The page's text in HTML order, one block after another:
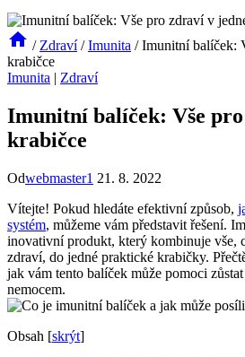
/ Zdraví / Imunita / Imunitní balíček:
krabičce
Imunita | Zdraví
Imunitní balíček: Vše
krabičce
Odwebmaster1 21. 8. 2022
Vítejte! ⁢Pokud hledáte efektivní způsob,
systém, můžeme‍ vám ⁣představit‍ řešení.
inovativní produkt, který kombinuje vše,
zdraví, do jedné praktické⁣ krabičky.⁢
jak vám tento balíček může pomoci
nemocem.
Obsah [skrýt]